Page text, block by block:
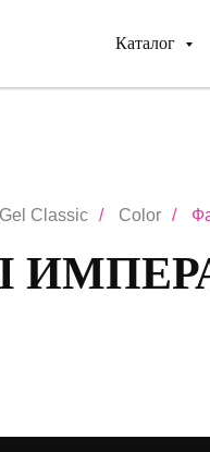
Каталог
Gel Classic / Color /